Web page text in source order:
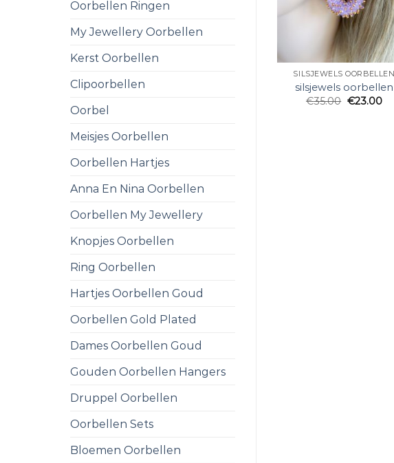
Oorbellen Ringen
My Jewellery Oorbellen
Kerst Oorbellen
Clipoorbellen
Oorbel
Meisjes Oorbellen
Oorbellen Hartjes
Anna En Nina Oorbellen
Oorbellen My Jewellery
Knopjes Oorbellen
Ring Oorbellen
Hartjes Oorbellen Goud
Oorbellen Gold Plated
Dames Oorbellen Goud
Gouden Oorbellen Hangers
Druppel Oorbellen
Oorbellen Sets
Bloemen Oorbellen
SILSJEWELS OORBELLEN
silsjewels oorbellen
€35.00 €23.00